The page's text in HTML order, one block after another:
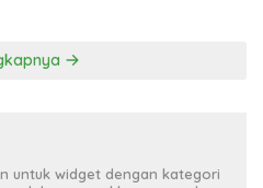
untuk widget dengan kategori